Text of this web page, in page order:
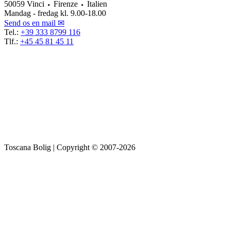
50059 Vinci ⬩ Firenze ⬩ Italien
Mandag - fredag kl. 9.00-18.00
Send os en mail ✉
Tel.: +39 333 8799 116
Tlf.: +45 45 81 45 11
Toscana Bolig | Copyright © 2007-2026